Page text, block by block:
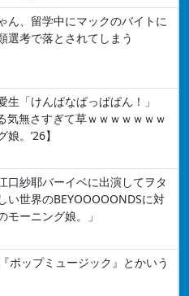
ん、留学中にマックのバイトに
選考で落とされてしまう
生「けんぱなぱっぱぱん！」
無さすぎて草ｗｗｗｗｗｗｗ
。’26】
口紗耶バーイベに出演してヲタ
い世界のBEYOOOOONDSに対
モーニング娘。」
ポップミュージック』とかいう